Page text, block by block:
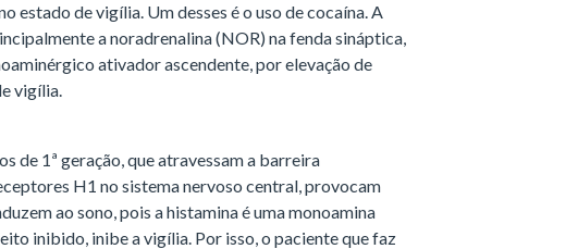
estado de vigília. Um desses é o uso de cocaína. A
a noradrenalina (NOR) na fenda sináptica,
ativador ascendente, por elevação de
vigília.
de 1ª geração, que atravessam a barreira
H1 no sistema nervoso central, provocam
ao sono, pois a histamina é uma monoamina
inibido, inibe a vigília. Por isso, o paciente que faz